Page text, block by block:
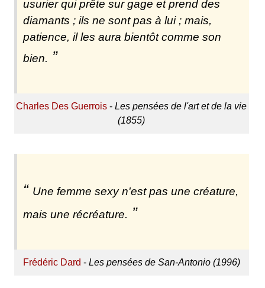
usurier qui prête sur gage et prend des
diamants ; ils ne sont pas à lui ; mais,
patience, il les aura bientôt comme son
bien.
Charles Des Guerrois -Les pensées de l'art et de la vie
(1855)
Une femme sexy n'est pas une créature,
mais une récréature.
Frédéric Dard - Les pensées de San-Antonio (1996)